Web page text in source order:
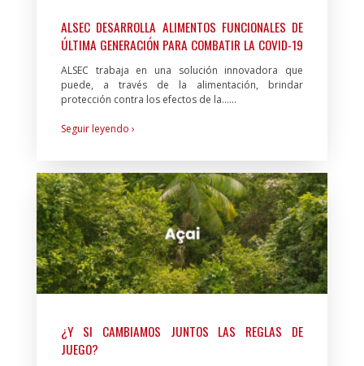
ALSEC DESARROLLA ALIMENTOS FUNCIONALES DE
ÚLTIMA GENERACIÓN PARA COMBATIR LA COVID-19
ALSEC trabaja en una solución innovadora que
puede, a través de la alimentación, brindar
protección contra los efectos de la…...
Seguir leyendo ›
¿Y SI CAMBIAMOS JUNTOS LAS REGLAS DE
JUEGO?